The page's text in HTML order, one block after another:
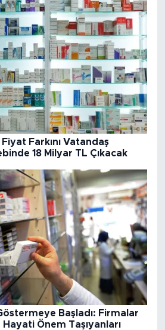
Farkını Vatandaş
18 Milyar TL Çıkacak
Başladı: Firmalar
Önem Taşıyanları